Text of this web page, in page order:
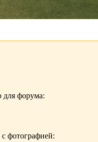
для форума:
фотографией: